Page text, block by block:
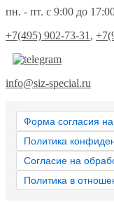
пн. - пт. с 9:00 до
+7(495) 902-73-31 ,
info@siz-special.ru
Форма согласия
Политика
Согласие на
Политика в